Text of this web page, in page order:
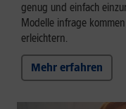
genug und einfach
Modelle infrage
erleichtern.
Mehr erfahren